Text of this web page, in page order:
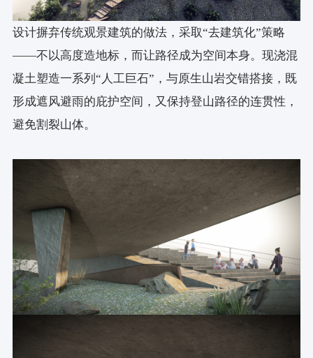
设计摒弃传统观景建筑的做法，采取“去建筑化”策略
——不以高度造地标，而让路径成为空间本身。现浇混
凝土塑造一系列“人工巨石”，与原生山岩交错搭接，既
形成遮风避雨的庇护空间，又保持登山路径的连贯性，
避免割裂山体。